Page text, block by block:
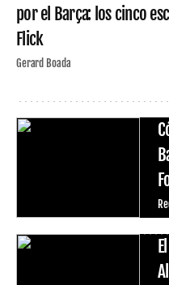
por el Barça: los cinco
Flick
Gerard Boada